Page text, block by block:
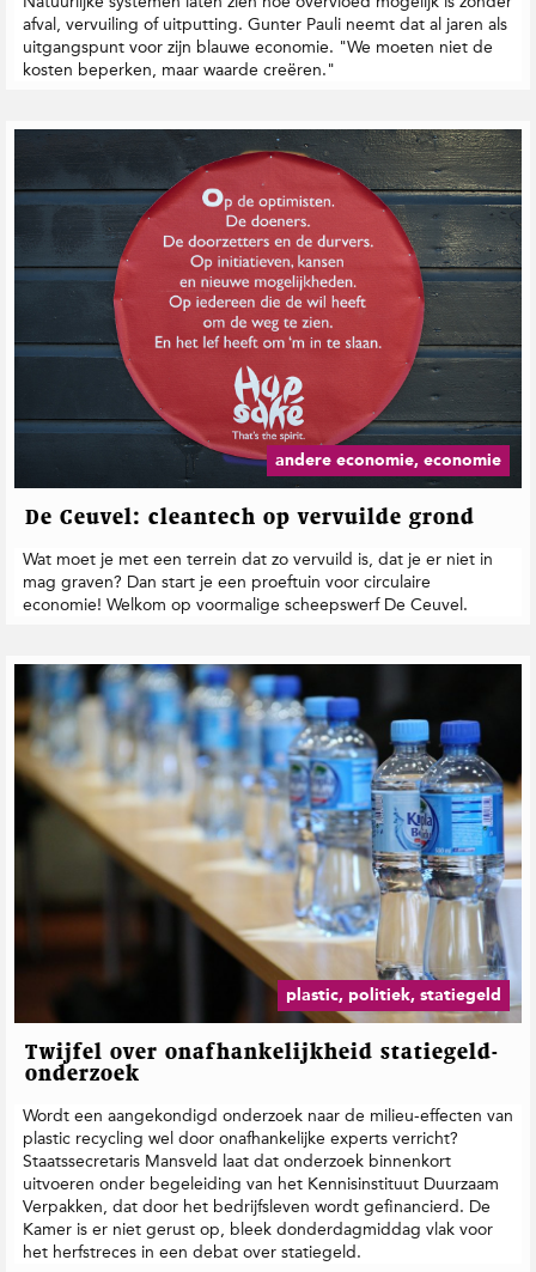
afval, vervuiling of uitputting. Gunter Pauli neemt dat al jaren als
uitgangspunt voor zijn blauwe economie. "We moeten niet de
kosten beperken, maar waarde creëren."
andere economie, economie
De Ceuvel: cleantech op vervuilde grond
Wat moet je met een terrein dat zo vervuild is, dat je er niet in
mag graven? Dan start je een proeftuin voor circulaire
economie! Welkom op voormalige scheepswerf De Ceuvel.
plastic, politiek, statiegeld
Twijfel over onafhankelijkheid statiegeld-
onderzoek
Wordt een aangekondigd onderzoek naar de milieu-effecten van
plastic recycling wel door onafhankelijke experts verricht?
Staatssecretaris Mansveld laat dat onderzoek binnenkort
uitvoeren onder begeleiding van het Kennisinstituut Duurzaam
Verpakken, dat door het bedrijfsleven wordt gefinancierd. De
Kamer is er niet gerust op, bleek donderdagmiddag vlak voor
het herfstreces in een debat over statiegeld.